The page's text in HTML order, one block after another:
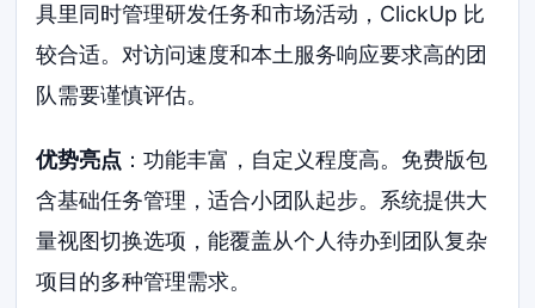
具里同时管理研发任务和市场活动，ClickUp 比
较合适。对访问速度和本土服务响应要求高的团
队需要谨慎评估。
优势亮点 ：功能丰富，自定义程度高。免费版包
含基础任务管理，适合小团队起步。系统提供大
量视图切换选项，能覆盖从个人待办到团队复杂
项目的多种管理需求。